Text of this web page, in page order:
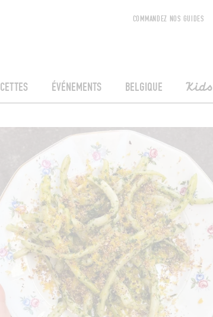
ÉVÉNEMENTS BELGIQUE Kids
COMMANDEZ NOS GUIDES